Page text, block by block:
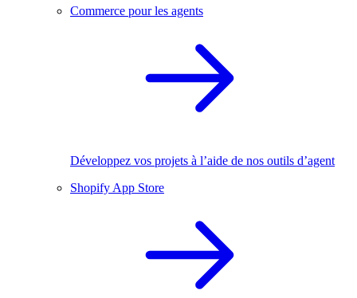
Commerce pour les agents
Développez vos projets à l’aide de nos outils d’agent
Shopify App Store